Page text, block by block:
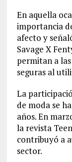
En aquella
importancia
afecto y
Savage X
permitan a
seguras al
La
de moda se
años. En
la revista
contribuyó a
sector.